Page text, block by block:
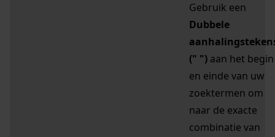
Gebruik een
Dubbele
(" ") aan het begin
en einde van uw
zoektermen om
naar de exacte
combinatie van